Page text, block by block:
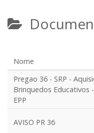
Nome
Pregao 36 - SRP -
Brinquedos Educativos
EPP
AVISO PR 36